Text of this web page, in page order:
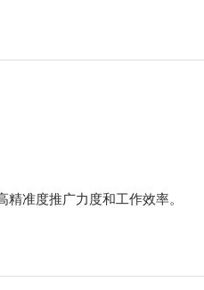
准度推广力度和工作效率。